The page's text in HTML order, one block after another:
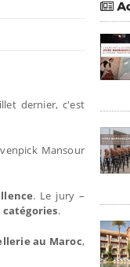
dernier, c'est
Mansour
. Le jury –
.
au Maroc,